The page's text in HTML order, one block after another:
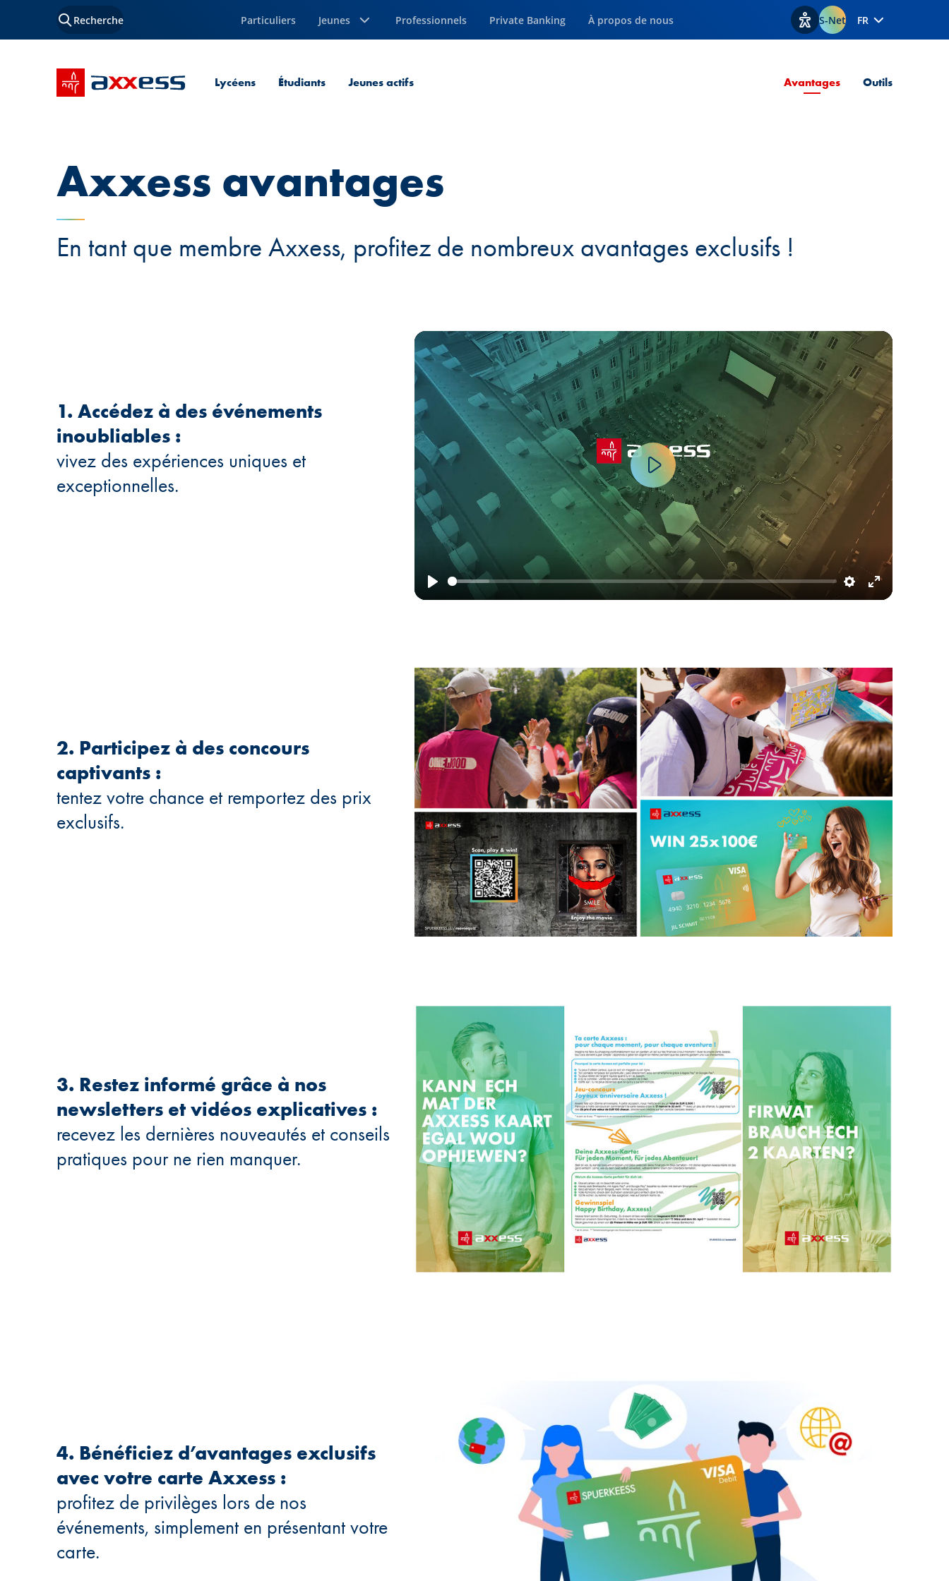
Recherche Particuliers Jeunes Professionnels Private Banking À propos de nous Afficher les options
S-Net FR
Accueil SPUERKEESS Lycéens Étudiants Jeunes actifs AvantagesPage courante
Outils
Axxess avantages
En tant que membre Axxess, profitez de nombreux avantages exclusifs !
1. Accédez à des événements
inoubliables :
vivez des expériences uniques et
exceptionnelles.
Play Settings
Enter
Play
2. Participez à des concours
captivants :
tentez votre chance et remportez des prix
exclusifs.
3. Restez informé grâce à nos
newsletters et vidéos explicatives :
recevez les dernières nouveautés et conseils
pratiques pour ne rien manquer.
4. Bénéficiez d’avantages exclusifs
avec votre carte Axxess :
profitez de privilèges lors de nos
événements, simplement en présentant votre
carte.